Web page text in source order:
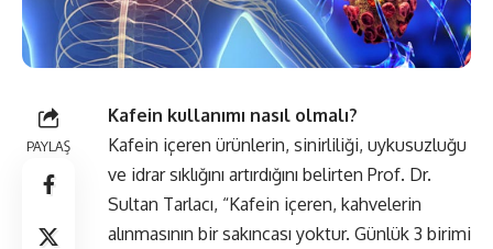
PAYLAŞ
Kafein kullanımı nasıl olmalı?
Kafein içeren ürünlerin, sinirliliği, uykusuzluğu
ve idrar sıklığını artırdığını belirten Prof. Dr.
Sultan Tarlacı, “Kafein içeren, kahvelerin
alınmasının bir sakıncası yoktur. Günlük 3 birimi